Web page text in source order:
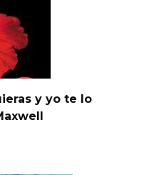
y yo te lo